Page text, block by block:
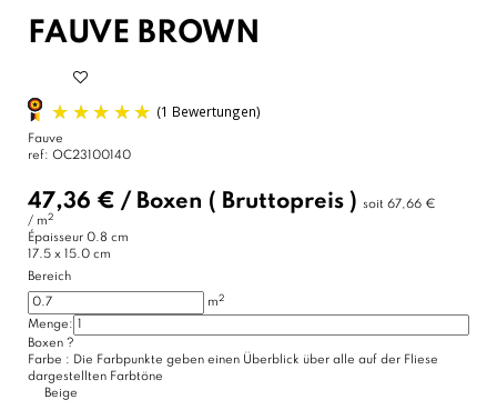
FAUVE BROWN
Fauve
ref: OC23100140
47,36 € / Boxen ( Bruttopreis ) soit 67,66 €
/ m2
Épaisseur 0.8 cm
17.5 x 15.0 cm
Bereich
m2
Menge:
Boxen ?
Farbe : Die Farbpunkte geben einen Überblick über alle auf der Fliese
dargestellten Farbtöne
Beige